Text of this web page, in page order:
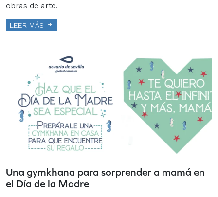
obras de arte.
LEER MÁS
Una gymkhana para sorprender a mamá en
el Día de la Madre